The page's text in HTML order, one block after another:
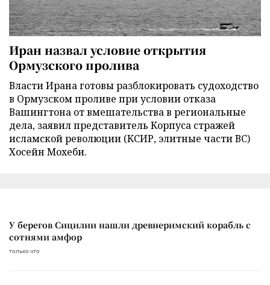
Иран назвал условие открытия
Ормузского пролива
Власти Ирана готовы разблокировать судоходство
в Ормузском проливе при условии отказа
Вашингтона от вмешательства в региональные
дела, заявил представитель Корпуса стражей
исламской революции (КСИР, элитные части ВС)
Хосейн Мохеби.
У берегов Сицилии нашли древнеримский корабль с
сотнями амфор
только что